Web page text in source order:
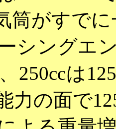
筒がすで
シングエ
250ccは
力の面で